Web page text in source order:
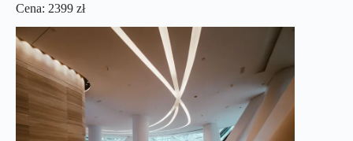
Cena: 2399 zł